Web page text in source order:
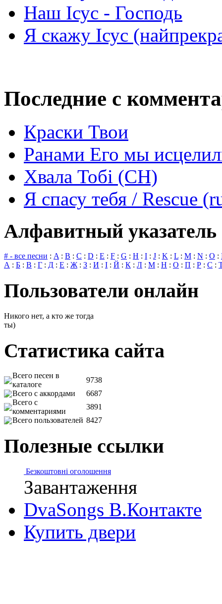
Наш Ісус - Господь
Я скажу Ісус
Последние с
Краски Твои
Ранами Его мы
Хвала Тобі (СН)
Я спасу тебя / Rescue
Алфавитный указатель
# - все песни : A : B : C : D : E : F : G : H : I : J : K : L : M : N : O :
А : Б : В : Г : Д : Е : Ж : З : И : І : Й : К : Л : М : Н : О : П : Р : С :
Пользователи онлайн
Никого нет, а кто же тогда
ты)
Статистика сайта
Всего песен в
каталоге
9738
Всего с аккордами
6687
Всего с
комментариями
3891
Всего пользователей 8427
Полезные ссылки
Безкоштовні оголошення
Завантаження
DvaSongs В.Контакте
Купить двери